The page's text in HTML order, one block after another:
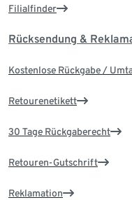
Filialfinder
Rücksendung &
Kostenlose Rückgabe /
Retourenetikett
30 Tage Rückgaberecht
Retouren-Gutschrift
Reklamation